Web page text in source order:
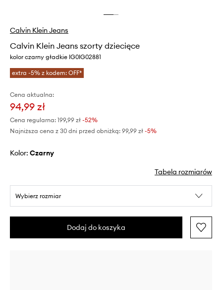
Calvin Klein Jeans
Calvin Klein Jeans szorty dziecięce
kolor czarny gładkie IG0IG02881
extra -5% z kodem: OFF*
Cena aktualna:
94,99 zł
Cena regularna: 199,99 zł -52%
Najniższa cena z 30 dni przed obniżką: 99,99 zł -5%
Kolor: czarny
Tabela rozmiarów
Wybierz rozmiar
Dodaj do koszyka